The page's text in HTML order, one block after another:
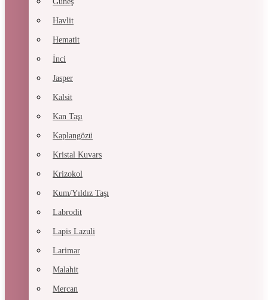
Havlit
Hematit
İnci
Jasper
Kalsit
Kan Taşı
Kaplangözü
Kristal Kuvars
Krizokol
Kum/Yıldız Taşı
Labrodit
Lapis Lazuli
Larimar
Malahit
Mercan